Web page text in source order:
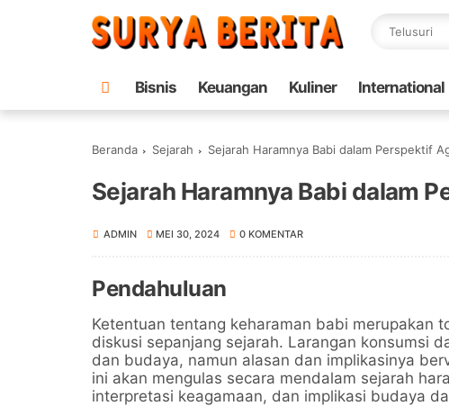
Bisnis Keuangan Kuliner International
Beranda Sejarah Sejarah Haramnya Babi dalam Perspektif
Sejarah Haramnya Babi dalam
ADMIN MEI 30, 2024 0 KOMENTAR
Pendahuluan
Ketentuan tentang keharaman babi merupakan
diskusi sepanjang sejarah. Larangan konsumsi
dan budaya, namun alasan dan implikasinya
ini akan mengulas secara mendalam sejarah
interpretasi keagamaan, dan implikasi budaya